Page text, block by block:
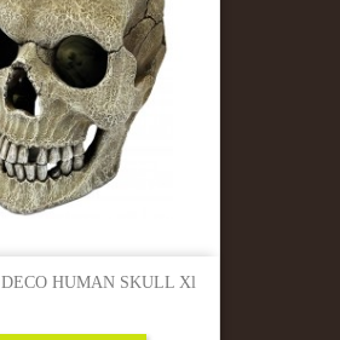
DECO HUMAN SKULL Xl